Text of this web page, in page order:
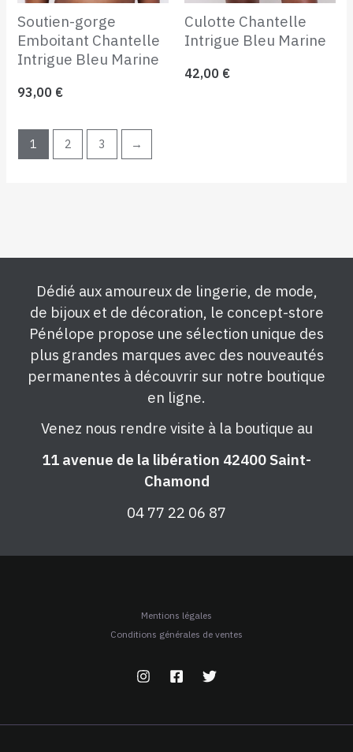
Soutien-gorge
Emboitant Chantelle
Intrigue Bleu Marine
93,00 €
Culotte Chantelle
Intrigue Bleu Marine
42,00 €
1 2 3 →
Dédié aux amoureux de lingerie, de mode,
de bijoux et de décoration, le concept-store
Pénélope propose une sélection unique des
plus grandes marques avec des nouveautés
permanentes à découvrir sur notre boutique
en ligne.
Venez nous rendre visite à la boutique au
11 avenue de la libération 42400 Saint-
Chamond
04 77 22 06 87
Mentions légales
Conditions générales de ventes